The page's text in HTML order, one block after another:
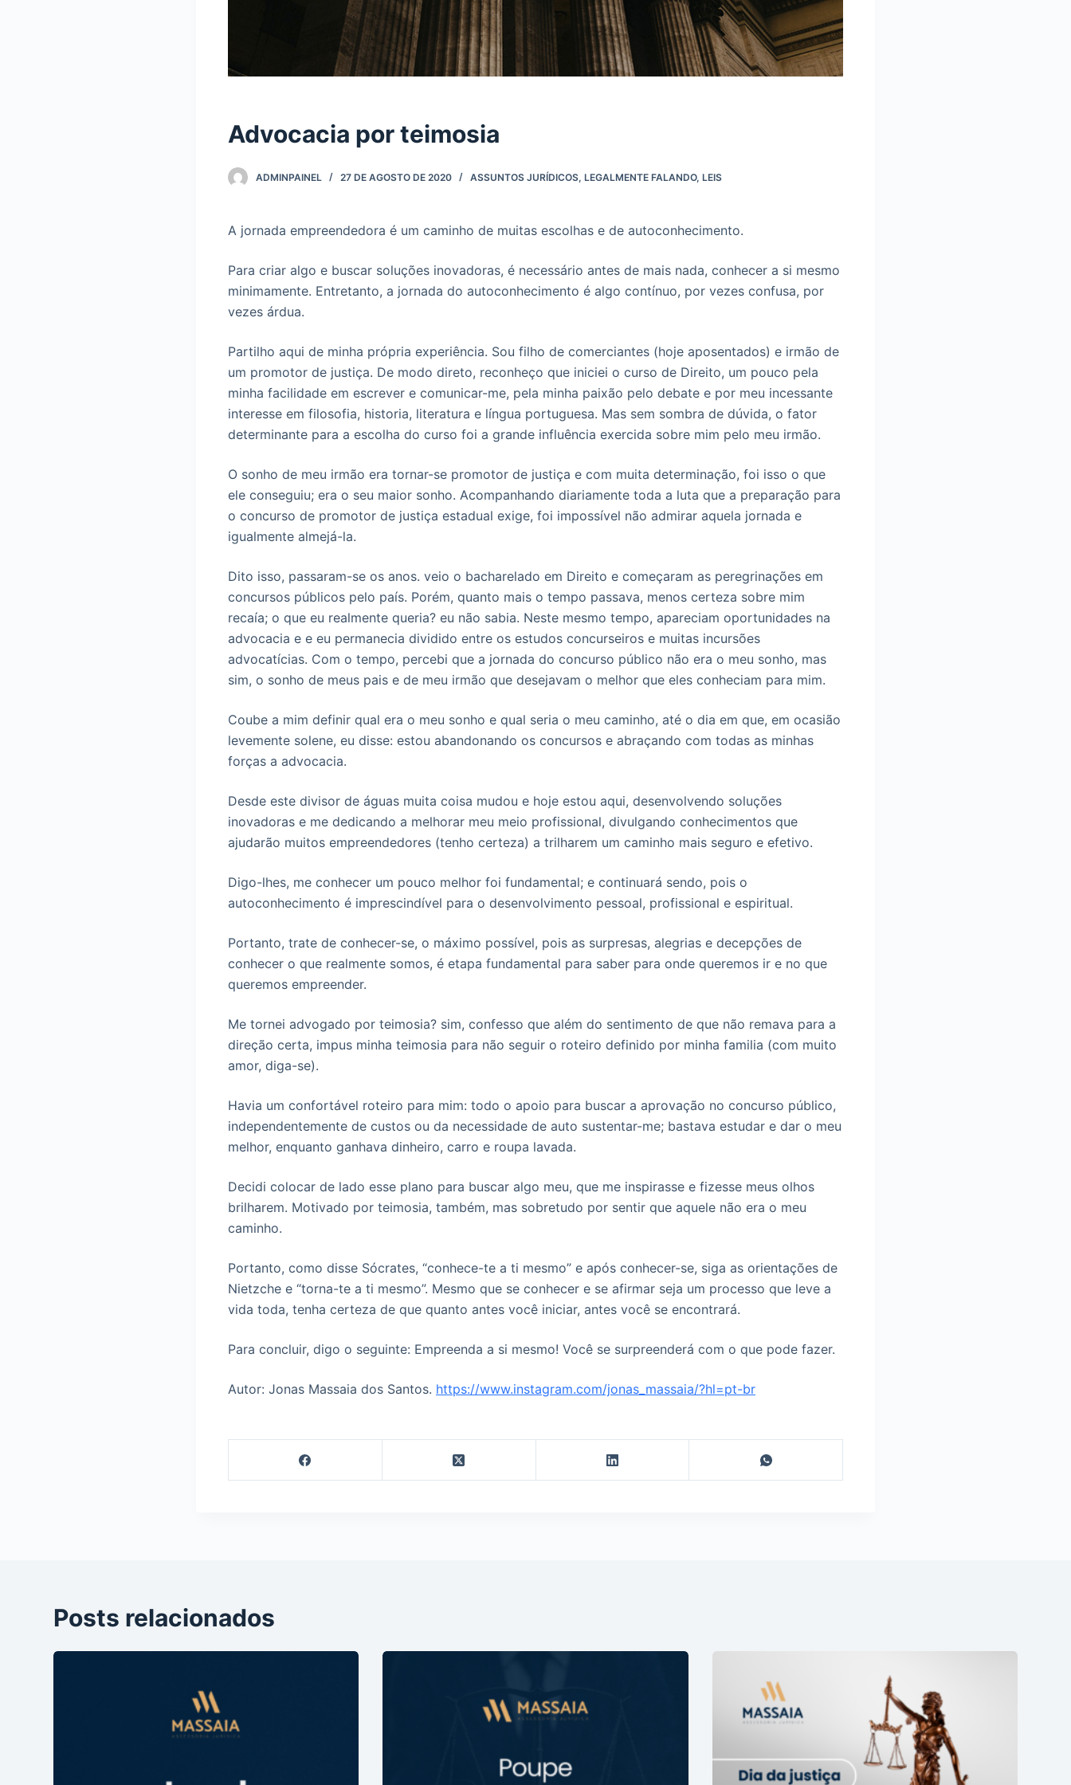
Advocacia por teimosia
ADMINPAINEL 27 DE AGOSTO DE 2020 ASSUNTOS JURÍDICOS, LEGALMENTE FALANDO, LEIS
A jornada empreendedora é um caminho de muitas escolhas e de autoconhecimento.
Para criar algo e buscar soluções inovadoras, é necessário antes de mais nada, conhecer a si mesmo
minimamente. Entretanto, a jornada do autoconhecimento é algo contínuo, por vezes confusa, por
vezes árdua.
Partilho aqui de minha própria experiência. Sou filho de comerciantes (hoje aposentados) e irmão de
um promotor de justiça. De modo direto, reconheço que iniciei o curso de Direito, um pouco pela
minha facilidade em escrever e comunicar-me, pela minha paixão pelo debate e por meu incessante
interesse em filosofia, historia, literatura e língua portuguesa. Mas sem sombra de dúvida, o fator
determinante para a escolha do curso foi a grande influência exercida sobre mim pelo meu irmão.
O sonho de meu irmão era tornar-se promotor de justiça e com muita determinação, foi isso o que
ele conseguiu; era o seu maior sonho. Acompanhando diariamente toda a luta que a preparação para
o concurso de promotor de justiça estadual exige, foi impossível não admirar aquela jornada e
igualmente almejá-la.
Dito isso, passaram-se os anos. veio o bacharelado em Direito e começaram as peregrinações em
concursos públicos pelo país. Porém, quanto mais o tempo passava, menos certeza sobre mim
recaía; o que eu realmente queria? eu não sabia. Neste mesmo tempo, apareciam oportunidades na
advocacia e e eu permanecia dividido entre os estudos concurseiros e muitas incursões
advocatícias. Com o tempo, percebi que a jornada do concurso público não era o meu sonho, mas
sim, o sonho de meus pais e de meu irmão que desejavam o melhor que eles conheciam para mim.
Coube a mim definir qual era o meu sonho e qual seria o meu caminho, até o dia em que, em ocasião
levemente solene, eu disse: estou abandonando os concursos e abraçando com todas as minhas
forças a advocacia.
Desde este divisor de águas muita coisa mudou e hoje estou aqui, desenvolvendo soluções
inovadoras e me dedicando a melhorar meu meio profissional, divulgando conhecimentos que
ajudarão muitos empreendedores (tenho certeza) a trilharem um caminho mais seguro e efetivo.
Digo-lhes, me conhecer um pouco melhor foi fundamental; e continuará sendo, pois o
autoconhecimento é imprescindível para o desenvolvimento pessoal, profissional e espiritual.
Portanto, trate de conhecer-se, o máximo possível, pois as surpresas, alegrias e decepções de
conhecer o que realmente somos, é etapa fundamental para saber para onde queremos ir e no que
queremos empreender.
Me tornei advogado por teimosia? sim, confesso que além do sentimento de que não remava para a
direção certa, impus minha teimosia para não seguir o roteiro definido por minha familia (com muito
amor, diga-se).
Havia um confortável roteiro para mim: todo o apoio para buscar a aprovação no concurso público,
independentemente de custos ou da necessidade de auto sustentar-me; bastava estudar e dar o meu
melhor, enquanto ganhava dinheiro, carro e roupa lavada.
Decidi colocar de lado esse plano para buscar algo meu, que me inspirasse e fizesse meus olhos
brilharem. Motivado por teimosia, também, mas sobretudo por sentir que aquele não era o meu
caminho.
Portanto, como disse Sócrates, “conhece-te a ti mesmo” e após conhecer-se, siga as orientações de
Nietzche e “torna-te a ti mesmo”. Mesmo que se conhecer e se afirmar seja um processo que leve a
vida toda, tenha certeza de que quanto antes você iniciar, antes você se encontrará.
Para concluir, digo o seguinte: Empreenda a si mesmo! Você se surpreenderá com o que pode fazer.
Autor: Jonas Massaia dos Santos. https://www.instagram.com/jonas_massaia/?hl=pt-br
Posts relacionados